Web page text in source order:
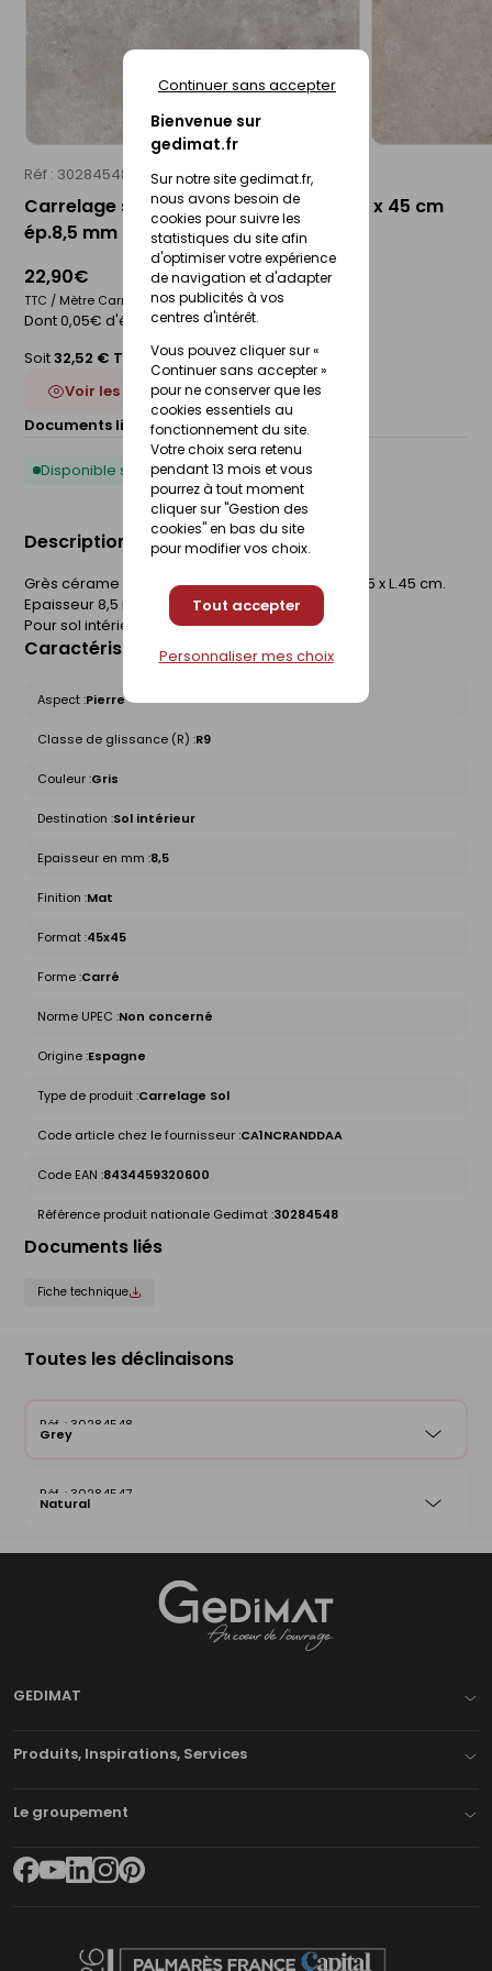
Bienvenue sur
gedimat.fr
Sur notre site gedimat.fr,
nous avons besoin de
cookies pour suivre les
statistiques du site afin
d'optimiser votre expérience
de navigation et d'adapter
nos publicités à vos
centres d'intérêt.
Vous pouvez cliquer sur «
Continuer sans accepter »
pour ne conserver que les
cookies essentiels au
fonctionnement du site.
Votre choix sera retenu
pendant 13 mois et vous
pourrez à tout moment
cliquer sur "Gestion des
cookies" en bas du site
pour modifier vos choix.
Tout accepter
Continuer sans accepter
Personnaliser mes choix
Réf : 30284548 STN
Carrelage sol intérieur CRASSANA - 45 x 45 cm
ép.8,5 mm - grey
22,90€
TTC / Mètre Carré
Dont 0,05€ d'éco-participation
Soit32,52 € TTC
/Boite
Voir les 2 déclinaisons
Documents liés :
Fiche technique
Disponible sous 10 jours
Description du produit
Grès cérame émaillé. Aspect mat dénuancé. l.45 x L.45 cm.
Epaisseur 8,5 mm. Boîte de 1,42 m².
Pour sol intérieur.
Caractéristiques du produit
Aspect :Pierre
Classe de glissance (R) :R9
Couleur :Gris
Destination :Sol intérieur
Epaisseur en mm :8,5
Finition :Mat
Format :45x45
Forme :Carré
Norme UPEC :Non concerné
Origine :Espagne
Type de produit :Carrelage Sol
Code article chez le fournisseur :CA1NCRANDDAA
Code EAN :8434459320600
Référence produit nationale Gedimat :30284548
Documents liés
Fiche technique
Toutes les déclinaisons
30284548
Grey
30284547
Natural
GEDIMAT
Produits, Inspirations, Services
Le groupement